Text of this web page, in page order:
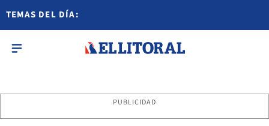
TEMAS DEL DÍA:
PUBLICIDAD